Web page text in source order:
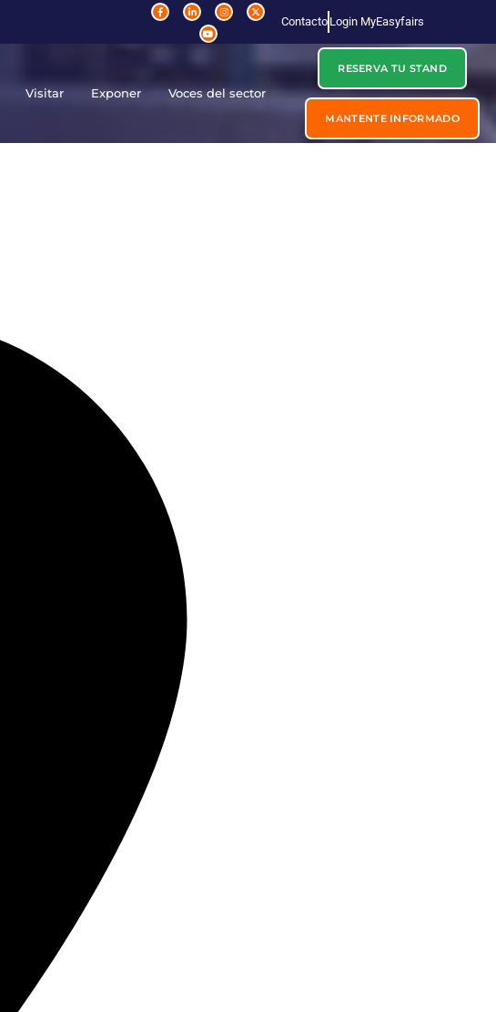
Contacto Login MyEasyfairs
Visitar Exponer Voces del sector
RESERVA TU STAND
MANTENTE INFORMADO